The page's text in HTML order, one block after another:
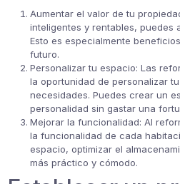
Aumentar el valor de tu
inteligentes y rentables, puedes
Esto es especialmente
futuro.
Personalizar tu espacio: Las
la oportunidad de personalizar
necesidades. Puedes crear un
personalidad sin gastar una
Mejorar la funcionalidad: Al
la funcionalidad de cada
espacio, optimizar el
más práctico y cómodo.